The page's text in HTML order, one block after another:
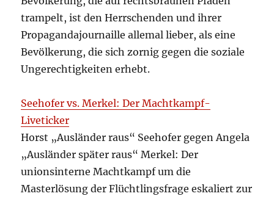
trampelt, ist den Herrschenden und ihrer
Propagandajournaille allemal lieber, als eine
Bevölkerung, die sich zornig gegen die soziale
Ungerechtigkeiten erhebt.
Seehofer vs. Merkel: Der Machtkampf-
Liveticker
Horst „Ausländer raus“ Seehofer gegen Angela
„Ausländer später raus“ Merkel: Der
unionsinterne Machtkampf um die
Masterlösung der Flüchtlingsfrage eskaliert zur